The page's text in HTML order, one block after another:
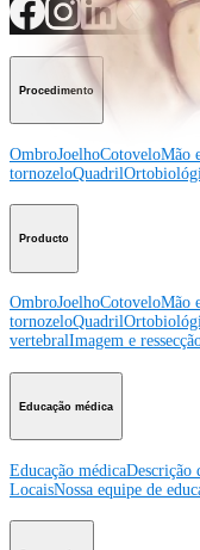
Procedimento
OmbroJoelhoCotoveloMão
tornozeloQuadril
Producto
OmbroJoelhoCotoveloMão
tornozeloQuadril
vertebralImagem e
Educação médica
Educação médicaDescrição
LocaisNossa equipe de